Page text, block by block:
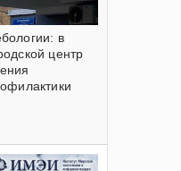
в
центр